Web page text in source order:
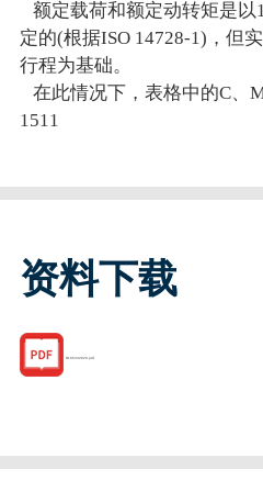
额定载荷和额定动转矩是以
定的(根据ISO 14728-1)，但
行程为基础。
在此情况下，表格中的C、
1511
资料下载
R165342820.pdf